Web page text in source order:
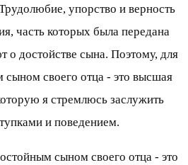
упорство и верность
часть которых была передана
о достойстве сына. Поэтому, для
своего отца - это высшая
я стремлюсь заслужить
и поведением.
сыном своего отца - это